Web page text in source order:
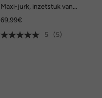
Maxi-jurk, inzetstuk van
mouwen
69,99€
5
(5)